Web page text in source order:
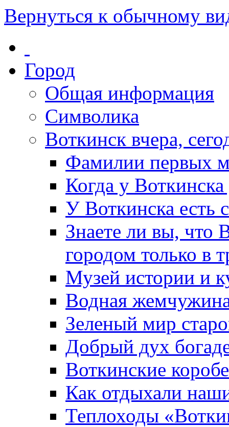
Вернуться к обычному
Город
Общая информация
Символика
Воткинск вчера,
Фамилии первых
Когда у
У Воткинска есть
Знаете ли вы, что
городом только в
Музей истории и
Водная
Зеленый мир
Добрый дух
Воткинские
Как отдыхали
Теплоходы